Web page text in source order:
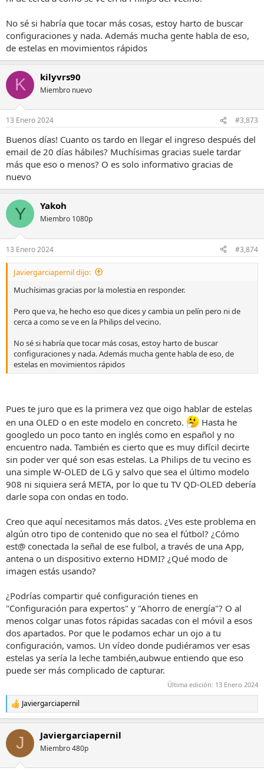
Un saludo.
No sé si habría que tocar más cosas, estoy harto de buscar
configuraciones y nada. Además mucha gente habla de eso,
de estelas en movimientos rápidos
K kilyvrs90
Miembro nuevo
13 Enero 2024 #3,873
Buenos días! Cuanto os tardo en llegar el ingreso después del
email de 20 días hábiles? Muchísimas gracias suele tardar
más que eso o menos? O es solo informativo gracias de
nuevo
Y Yakoh
Miembro 1080p
13 Enero 2024 #3,874
Javiergarciapernil dijo:
Muchísimas gracias por la molestia en responder.
Pero que va, he hecho eso que dices y cambia un pelín pero ni de
cerca a como se ve en la Philips del vecino.
No sé si habría que tocar más cosas, estoy harto de buscar
configuraciones y nada. Además mucha gente habla de eso, de
estelas en movimientos rápidos
Pues te juro que es la primera vez que oigo hablar de estelas
en una OLED o en este modelo en concreto.
Hasta he
googledo un poco tanto en inglés como en español y no
encuentro nada. También es cierto que es muy difícil decirte
sin poder ver qué son esas estelas. La Philips de tu vecino es
una simple W-OLED de LG y salvo que sea el último modelo
908 ni siquiera será META, por lo que tu TV QD-OLED debería
darle sopa con ondas en todo.
Creo que aquí necesitamos más datos. ¿Ves este problema en
algún otro tipo de contenido que no sea el fútbol? ¿Cómo
est@ conectada la señal de ese fulbol, a través de una App,
antena o un dispositivo externo HDMI? ¿Qué modo de
imagen estás usando?
¿Podrías compartir qué configuración tienes en
"Configuración para expertos" y "Ahorro de energía"? O al
menos colgar unas fotos rápidas sacadas con el móvil a esos
dos apartados. Por que le podamos echar un ojo a tu
configuración, vamos. Un vídeo donde pudiéramos ver esas
estelas ya sería la leche también,aubwue entiendo que eso
puede ser más complicado de capturar.
Última edición: 13 Enero 2024
R
e
c
i
Javiergarciapernil
J Javiergarciapernil
Miembro 480p